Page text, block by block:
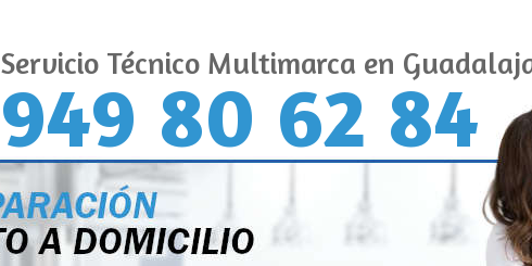
Servicio Técnico Multimarca en
949 80 62 84